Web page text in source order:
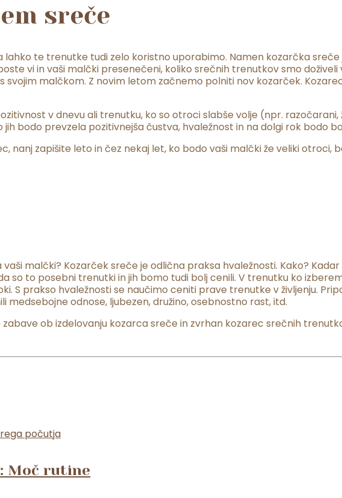
sreče
te trenutke tudi zelo koristno uporabimo. Namen kozarčka
vi in vaši malčki presenečeni, koliko srečnih trenutkov smo
svojim malčkom. Z novim letom začnemo polniti nov kozarček.
v dnevu ali trenutku, ko so otroci slabše volje (npr. razočarani,
bodo prevzela pozitivnejša čustva, hvaležnost in na dolgi rok bodo
nanj zapišite leto in čez nekaj let, ko bodo vaši malčki že veliki otroci,
malčki? Kozarček sreče je odlična praksa hvaležnosti. Kako?
so to posebni trenutki in jih bomo tudi bolj cenili. V trenutku ko
S prakso hvaležnosti se naučimo ceniti prave trenutke v življenju.
odnose, ljubezen, družino, osebnostno rast, itd.
zabave ob izdelovanju kozarca sreče in zvrhan kozarec srečnih
počutja
Moč rutine